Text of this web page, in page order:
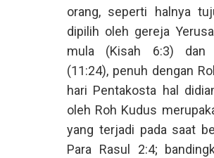
orang, seperti halnya
dipilih oleh gereja
mula (Kisah 6:3) dan
(11:24), penuh dengan
hari Pentakosta hal
oleh Roh Kudus
yang terjadi pada saat
Para Rasul 2:4;